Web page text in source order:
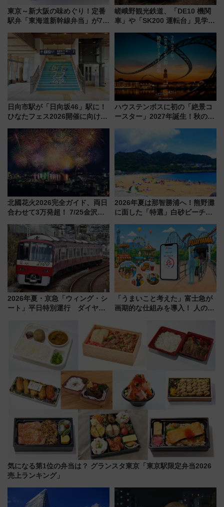
東京～新大阪の味めぐり！定番
駅弁「東海道新幹線弁当」が7月
嵯峨野観光鉄道、「DE10 機関
車」や「SK200 運転台」見学ツ
トの一環で激レア体験できちゃ
うかも 参加方法やスケジュール
日向市駅が「日向坂46」駅に！
ひなたフェス2026開催に向けJR
全力応援 夜行列車「ドリーム
おひさま号」も走る
ハウステンボスに初の「絶景コ
ースター」2027年誕生！秋の
北國花火2026完全ガイド、両日
合わせて3万発超！ 7/25金沢大
会の日程・アクセス・観覧席ま
とめ（石川県）
2026年夏は那智勝浦へ！熊野灘
に面した「特選」白砂ビーチは
会」は8月11日開催！
2026年夏・京急「ウィング・シ
ート」平日特別運行 ダイヤ・
三浦海岸を堪能できるお出かけ
プランもご紹介
「うまいこと考えた」富士急が
画期的な仕組みを導入！ 人のか
ん」始動
気になる第1位の弁当は？ グランスタ東京「東京駅限定弁当2026
売上ランキング」